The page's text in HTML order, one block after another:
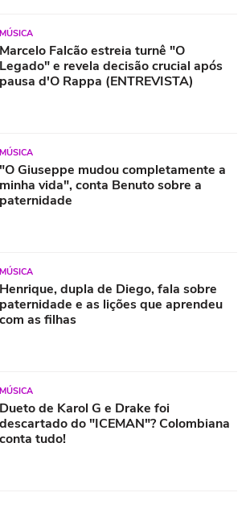
MÚSICA
Marcelo Falcão estreia turnê "O
Legado" e revela decisão crucial após
pausa d'O Rappa (ENTREVISTA)
MÚSICA
"O Giuseppe mudou completamente a
minha vida", conta Benuto sobre a
paternidade
MÚSICA
Henrique, dupla de Diego, fala sobre
paternidade e as lições que aprendeu
com as filhas
MÚSICA
Dueto de Karol G e Drake foi
descartado do "ICEMAN"? Colombiana
conta tudo!